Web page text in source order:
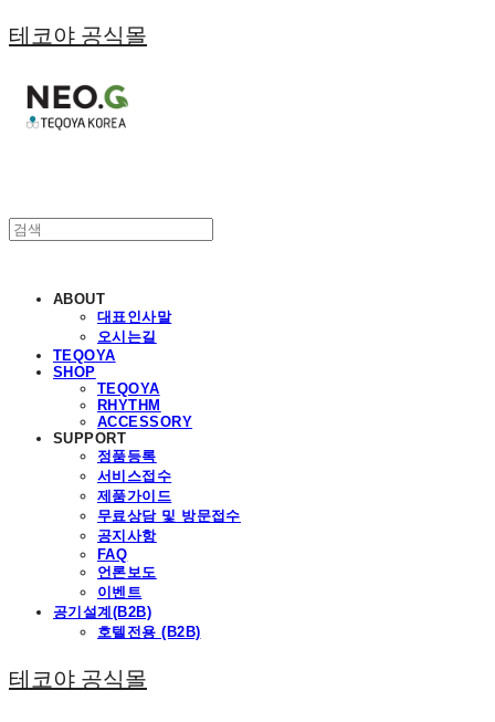
테코야 공식몰
ABOUT
대표인사말
오시는길
TEQOYA
SHOP
TEQOYA
RHYTHM
ACCESSORY
SUPPORT
정품등록
서비스접수
제품가이드
무료상담 및 방문접수
공지사항
FAQ
언론보도
이벤트
공기설계(B2B)
호텔전용 (B2B)
테코야 공식몰